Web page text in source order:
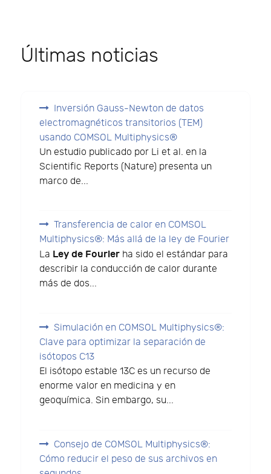
Últimas noticias
Inversión Gauss-Newton de datos
electromagnéticos transitorios (TEM)
usando COMSOL Multiphysics®
Un estudio publicado por Li et al. en la
Scientific Reports (Nature) presenta un
marco de...
Transferencia de calor en COMSOL
Multiphysics®: Más allá de la ley de Fourier
La Ley de Fourier ha sido el estándar para
describir la conducción de calor durante
más de dos...
Simulación en COMSOL Multiphysics®:
Clave para optimizar la separación de
isótopos C13
El isótopo estable 13C es un recurso de
enorme valor en medicina y en
geoquímica. Sin embargo, su...
Consejo de COMSOL Multiphysics®:
Cómo reducir el peso de sus archivos en